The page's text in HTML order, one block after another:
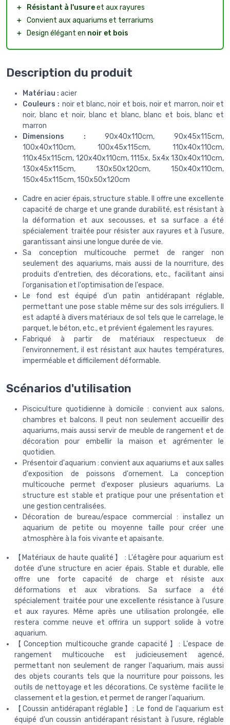
＋
Résistant à l'usureet aux rayures
＋ Convient aux aquariums et terrariums
＋
Design élégant en noir et bois
Description du produit
Matériau : acier
Couleurs : noir et blanc, noir et bois, noir et marron, noir et
noir, blanc et noir, blanc et blanc, blanc et bois, blanc et
marron
Dimensions : 90x40x110cm, 90x45x115cm,
100x40x110cm, 100x45x115cm, 110x40x110cm,
110x45x115cm, 120x40x110cm, 1115x, 5x4x 130x40x110cm,
130x45x115cm, 130x50x120cm, 150x40x110cm,
150x45x115cm, 150x50x120cm
Cadre en acier épais, structure stable. Il offre une excellente
capacité de charge et une grande durabilité, est résistant à
la déformation et aux secousses, et sa surface a été
spécialement traitée pour résister aux rayures et à l'usure,
garantissant ainsi une longue durée de vie.
Sa conception multicouche permet de ranger non
seulement des aquariums, mais aussi de la nourriture, des
produits d'entretien, des décorations, etc., facilitant ainsi
l'organisation et l'optimisation de l'espace.
Le fond est équipé d'un patin antidérapant réglable,
permettant une pose stable même sur des sols irréguliers. Il
est adapté à divers matériaux de sol tels que le carrelage, le
parquet, le béton, etc., et prévient également les rayures.
Fabriqué à partir de matériaux respectueux de
l'environnement, il est résistant aux hautes températures,
imperméable et difficilement déformable.
Scénarios d'utilisation
Pisciculture quotidienne à domicile : convient aux salons,
chambres et balcons. Il peut non seulement accueillir des
aquariums, mais aussi servir de meuble de rangement et de
décoration pour embellir la maison et agrémenter le
quotidien.
Présentoir d'aquarium : convient aux aquariums et aux salles
d'exposition de poissons d'ornement. La conception
multicouche permet d'exposer plusieurs aquariums. La
structure est stable et pratique pour une présentation et
une gestion centralisées.
Décoration de bureau/espace commercial : installez un
aquarium de petite ou moyenne taille pour créer une
atmosphère à la fois vivante et apaisante.
【Matériaux de haute qualité】 : L'étagère pour aquarium est
dotée d'une structure en acier épais. Stable et durable, elle
offre une forte capacité de charge et résiste aux
déformations et aux vibrations. Sa surface a été
spécialement traitée pour une excellente résistance à l'usure
et aux rayures. Même après une utilisation prolongée, elle
restera comme neuve et offrira un support solide à votre
aquarium.
【Conception multicouche grande capacité】: L'espace de
rangement multicouche est judicieusement agencé,
permettant non seulement de ranger l'aquarium, mais aussi
des objets courants tels que la nourriture pour poissons, les
outils de nettoyage et les décorations. Ce système facilite le
classement et la gestion, et permet de ranger l'aquarium.
【Coussin antidérapant réglable】: Le fond de l'aquarium est
équipé d'un coussin antidérapant résistant à l'usure, réglable